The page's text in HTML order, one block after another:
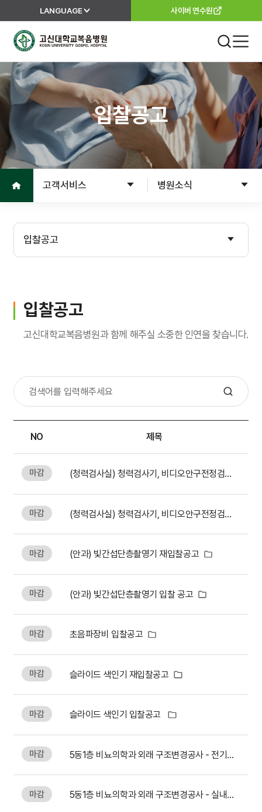
LANGUAGE 사이버 연수원
진료 안내
이용안내
병원소개
외래진료
진료안내
진료절차
진료의뢰서
입원준비
진료비 하이패스
신청방법
입찰공고
고객서비스 병원소식
입찰공고
입찰공고
고신대학교복음병원과 함께 해주실 소중한 인연을 찾습니다.
NO 제목
마감 (청력검사실) 청력검사기, 비디오안구전정검사기 재입찰 공고
마감 (청력검사실) 청력검사기, 비디오안구전정검사기 입찰 공고
마감 (안과) 빛간섭단층촬영기 재입찰공고
마감 (안과) 빛간섭단층촬영기 입찰 공고
마감 초음파장비 입찰공고
마감 슬라이드 색인기 재입찰공고
마감 슬라이드 색인기 입찰공고
마감 5동1층 비뇨의학과 외래 구조변경공사 - 전기공사
마감 5동1층 비뇨의학과 외래 구조변경공사 - 실내건축공사